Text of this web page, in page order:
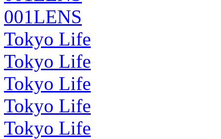
001LENS
Tokyo Life
Tokyo Life
Tokyo Life
Tokyo Life
Tokyo Life